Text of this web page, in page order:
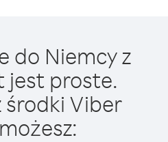
do Niemcy z
jest proste.
środki Viber